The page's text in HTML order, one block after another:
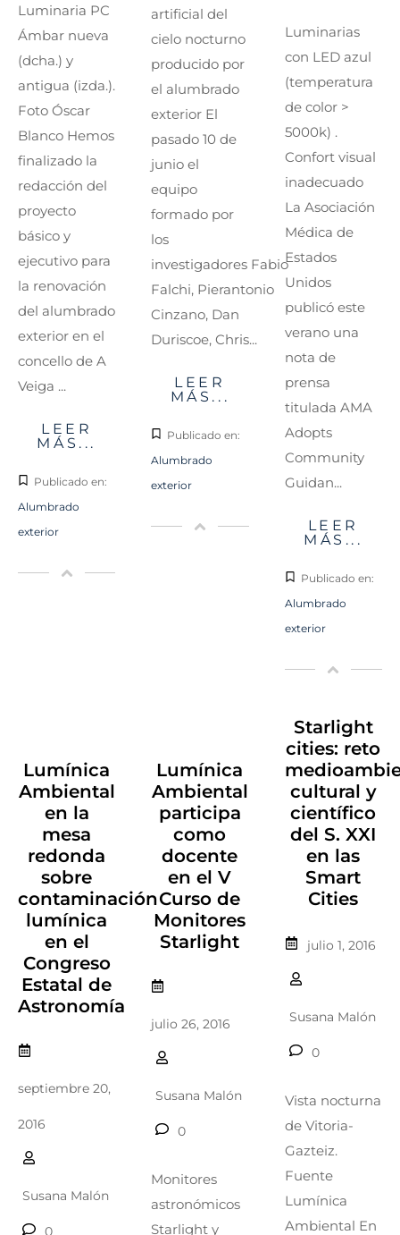
Luminaria PC
Ámbar nueva
(dcha.) y
antigua (izda.).
Foto Óscar
Blanco Hemos
finalizado la
redacción del
proyecto
básico y
ejecutivo para
la renovación
del alumbrado
exterior en el
concello de A
Veiga ...
LEER
MÁS...
Publicado en:
Alumbrado
exterior
artificial del
cielo nocturno
producido por
el alumbrado
exterior El
pasado 10 de
junio el
equipo
formado por
los
investigadores Fabio
Falchi, Pierantonio
Cinzano, Dan
Duriscoe, Chris...
LEER
MÁS...
Publicado en:
Alumbrado
exterior
Luminarias
con LED azul
(temperatura
de color >
5000k) .
Confort visual
inadecuado
La Asociación
Médica de
Estados
Unidos
publicó este
verano una
nota de
prensa
titulada AMA
Adopts
Community
Guidan...
LEER
MÁS...
Publicado en:
Alumbrado
exterior
Lumínica
Ambiental
en la
mesa
redonda
sobre
contaminación
lumínica
en el
Congreso
Estatal de
Astronomía
septiembre 20,
2016
Susana Malón
0
Lumínica
Ambiental
participa
como
docente
en el V
Curso de
Monitores
Starlight
julio 26, 2016
Susana Malón
0
Monitores
astronómicos
Starlight y
Starlight
cities: reto
cultural y
científico
del S. XXI
en las
Smart
Cities
julio 1, 2016
Susana Malón
0
Vista nocturna
de Vitoria-
Gazteiz.
Fuente
Lumínica
Ambiental En